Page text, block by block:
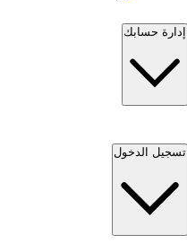
إدارة حسابك
تسجيل الدخول